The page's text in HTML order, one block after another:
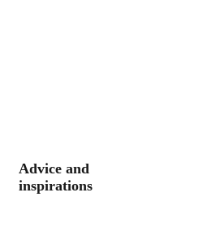
Advice and
inspirations